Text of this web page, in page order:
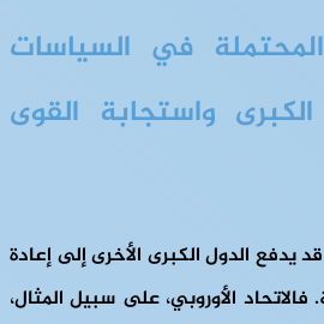
المحتملة في السياسات
واستجابة القوى
يدفع الدول الكبرى الأخرى إلى إعادة
الأوروبي، على سبيل المثال،